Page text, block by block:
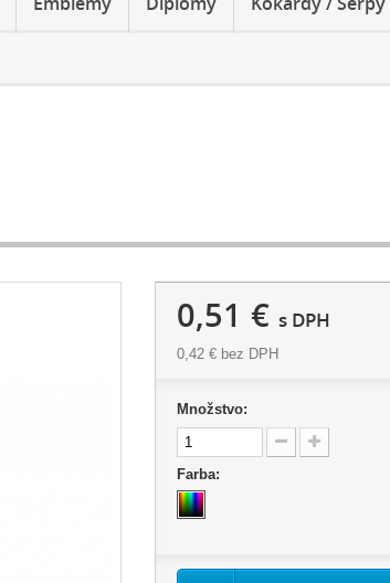
0,51 € s DPH
0,42 €bez DPH
Množstvo:
Farba: